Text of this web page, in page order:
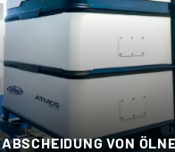
ABSCHEIDUNG VON